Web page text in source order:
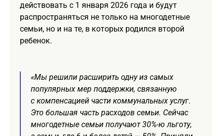
действовать с 1 января 2026 года и будут
распространяться не только на многодетные
семьи, но и на те, в которых родился второй
ребенок.
«Мы решили расширить одну из самых
популярных мер поддержки, связанную
с компенсацией части коммунальных услуг.
Это большая часть расходов семьи. Сейчас
многодетные семьи получают 30%-ю льготу,